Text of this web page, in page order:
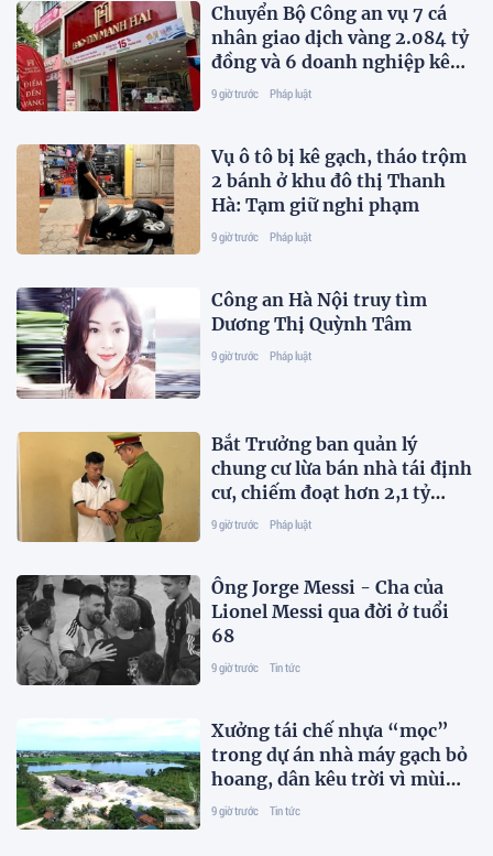
Chuyển Bộ Công an vụ 7 cá
nhân giao dịch vàng 2.084 tỷ
đồng và 6 doanh nghiệp kê
khai sai thuế
9 giờ trước Pháp luật
Vụ ô tô bị kê gạch, tháo trộm
2 bánh ở khu đô thị Thanh
Hà: Tạm giữ nghi phạm
9 giờ trước Pháp luật
Công an Hà Nội truy tìm
Dương Thị Quỳnh Tâm
9 giờ trước Pháp luật
Bắt Trưởng ban quản lý
chung cư lừa bán nhà tái định
cư, chiếm đoạt hơn 2,1 tỷ
đồng
9 giờ trước Pháp luật
Ông Jorge Messi - Cha của
Lionel Messi qua đời ở tuổi
68
9 giờ trước Tin tức
Xưởng tái chế nhựa “mọc”
trong dự án nhà máy gạch bỏ
hoang, dân kêu trời vì mùi
hôi
9 giờ trước Tin tức